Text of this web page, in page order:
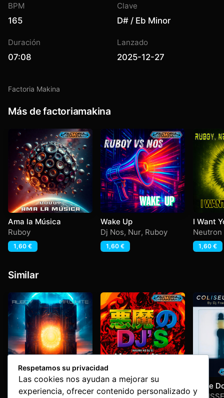
BPM
165
Clave
D# / Eb Minor
Duración
07:08
Lanzado
2025-12-27
Factoria Makina
Más de factoriamakina
Ama la Música
Ruboy
1,60 €
Wake Up
Dj Nos, Nur, Ruboy
1,60 €
I Want
Neutron
Ruboy
1,60 €
Similar
Mr. White,Ruboy
Akuma No Dj’s – Made
In Hell
Fini,Ruboy
Force
Respetamos su privacidad
Las cookies nos ayudan a mejorar su
experiencia, ofrecer contenido personalizado y